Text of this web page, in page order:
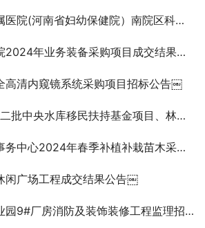
村振兴项目调研之乡村旅游篇——走进乌镇（乌村、西栅、互联网国际会展中心）